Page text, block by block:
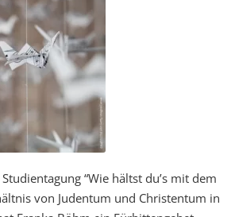
“Wie hältst du’s mit dem
von Judentum und Christentum in